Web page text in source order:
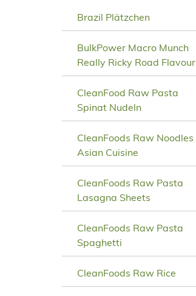
Brazil Plätzchen
BulkPower Macro Munch
Really Ricky Road Flavour
CleanFood Raw Pasta
Spinat Nudeln
CleanFoods Raw Noodles
Asian Cuisine
CleanFoods Raw Pasta
Lasagna Sheets
CleanFoods Raw Pasta
Spaghetti
CleanFoods Raw Rice